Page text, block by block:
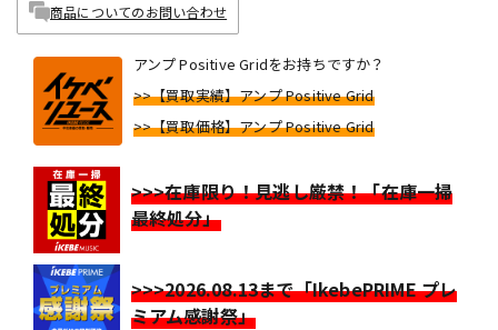
商品についてのお問い合わせ
アンプ Positive Gridをお持ちですか？
>>【買取実績】アンプ Positive Grid
>>【買取価格】アンプ Positive Grid
>>>在庫限り！見逃し厳禁！「在庫一掃
最終処分」
>>>2026.08.13まで「IkebePRIME プレ
ミアム感謝祭」